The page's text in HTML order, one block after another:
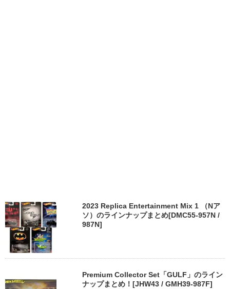
2023 Replica Entertainment Mix 1 （Nア
ソ）のラインナップまとめ[DMC55-957N /
987N]
Premium Collector Set「GULF」のライン
ナップまとめ！[JHW43 / GMH39-987F]